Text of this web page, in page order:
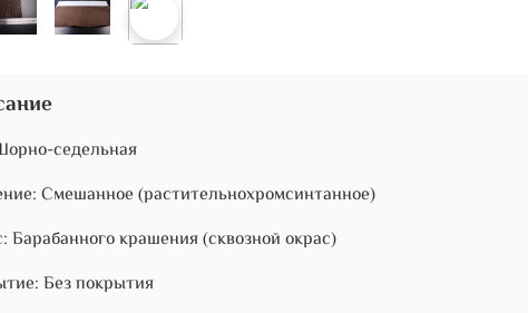
седельная
Смешанное (растительнохромсинтанное)
Барабанного крашения (сквозной окрас)
Без покрытия